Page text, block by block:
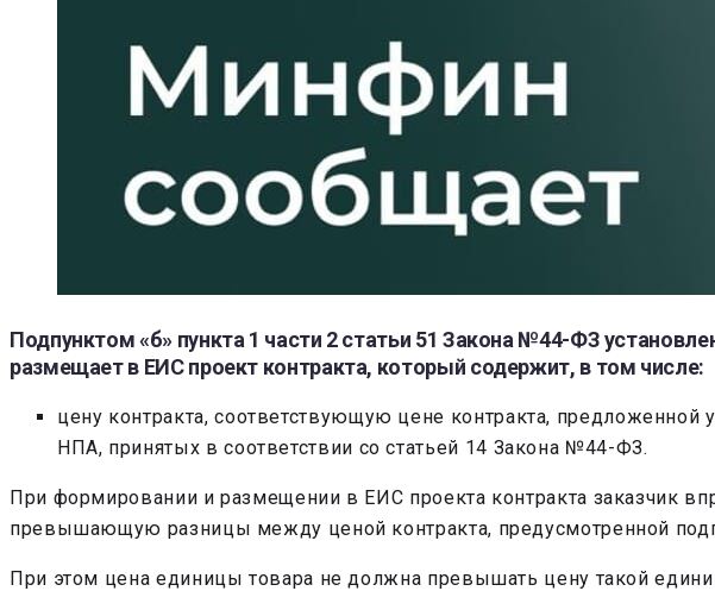
Подпунктом «б» пункта 1 части 2 статьи 51 Закона №44-ФЗ
размещает в ЕИС проект контракта, который содержит, в том числе:
цену контракта, соответствующую цене контракта,
НПА, принятых в соответствии со статьей 14 Закона №44-ФЗ.
При формировании и размещении в ЕИС проекта контракта заказчик
превышающую разницы между ценой контракта, предусмотренной
При этом цена единицы товара не должна превышать цену такой